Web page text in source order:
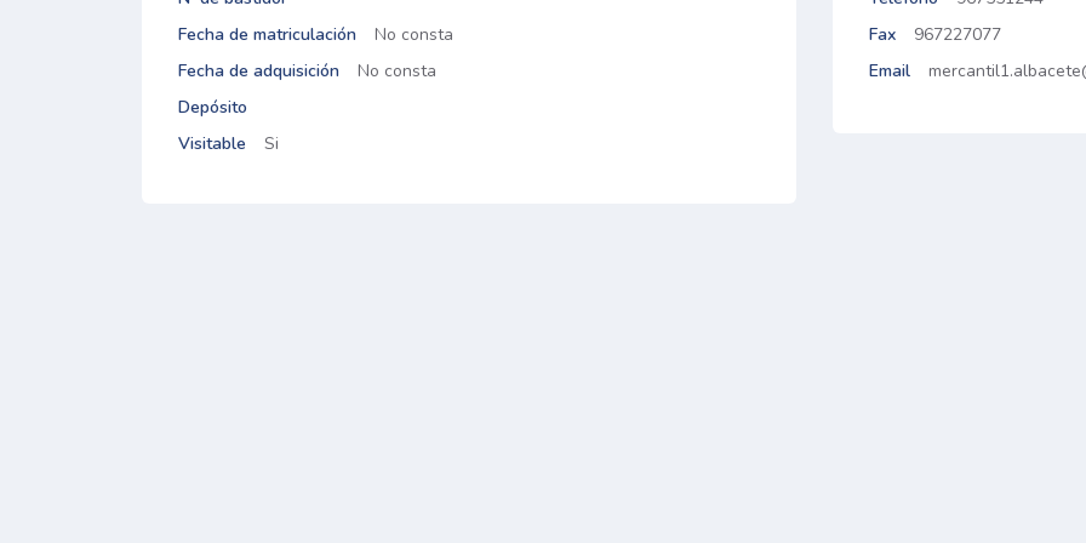
Fecha de matriculación
No consta
Fecha de adquisición
No consta
Depósito
Visitable
Si
Fax
967227077
Email